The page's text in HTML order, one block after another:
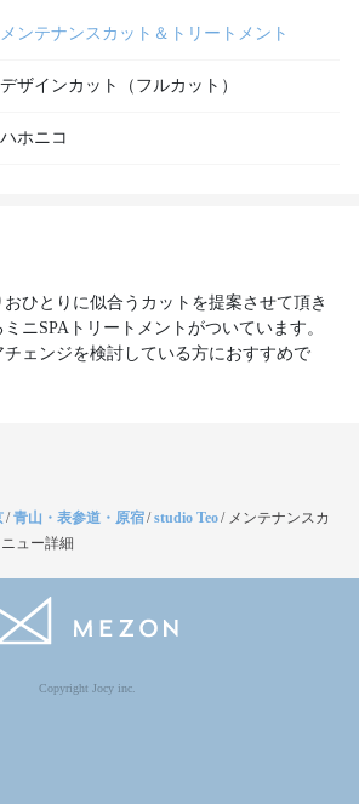
メンテナンスカット＆トリートメント
デザインカット（フルカット）
ハホニコ
ひとりに似合うカットを提案させて頂き
ニSPAトリートメントがついています。
ェンジを検討している方におすすめで
/青山・表参道・原宿/studio Teo/ メンテナンスカ
ュー詳細
Copyright Jocy inc.